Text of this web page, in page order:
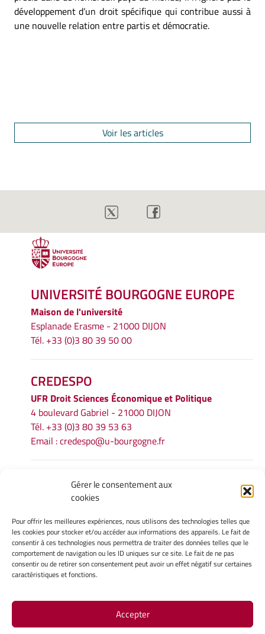
Gérer le consentement aux
cookies
Pour offrir les meilleures expériences, nous utilisons des technologies telles que
les cookies pour stocker et/ou accéder aux informations des appareils. Le fait de
consentir à ces technologies nous permettra de traiter des données telles que le
comportement de navigation ou les ID uniques sur ce site. Le fait de ne pas
consentir ou de retirer son consentement peut avoir un effet négatif sur certaines
caractéristiques et fonctions.
Accepter
développement d’un droit spécifique qui contribue aussi à
une nouvelle relation entre partis et démocratie.
Voir les articles
UNIVERSITÉ BOURGOGNE EUROPE
Maison de l'université
Esplanade Erasme - 21000 DIJON
Tél. +33 (0)3 80 39 50 00
CREDESPO
UFR Droit Sciences Économique et Politique
4 boulevard Gabriel - 21000 DIJON
Tél. +33 (0)3 80 39 53 63
Email :credespo@u-bourgogne.fr
INFORMATIONS LÉGALES
Mentions légales
Politique de cookies
Déclaration de confidentialité
Avertissement
INTRANET
Site Officiel - CREDESPO @ 2026